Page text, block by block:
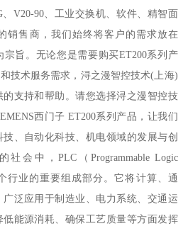
、V20-90、工业交换机、软件、精智面
销售商，我们始终将客户的需求放在
旨。无论您是需要购买ET200系列产
技术服务需求，浔之漫智控技术(上海)
支持和帮助。请您选择浔之漫智控技
西门子 ET200系列产品，让我们
、自动化科技、机电领域的发展与创
会中，PLC（Programmable Logic
行业的重要组成部分。它将计算、通
泛应用于制造业、电力系统、交通运
能源消耗、确保工艺质量等方面发挥